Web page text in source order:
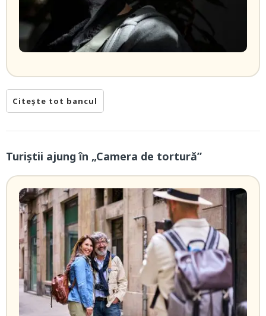
Citește tot bancul
Turiștii ajung în „Camera de tortură”